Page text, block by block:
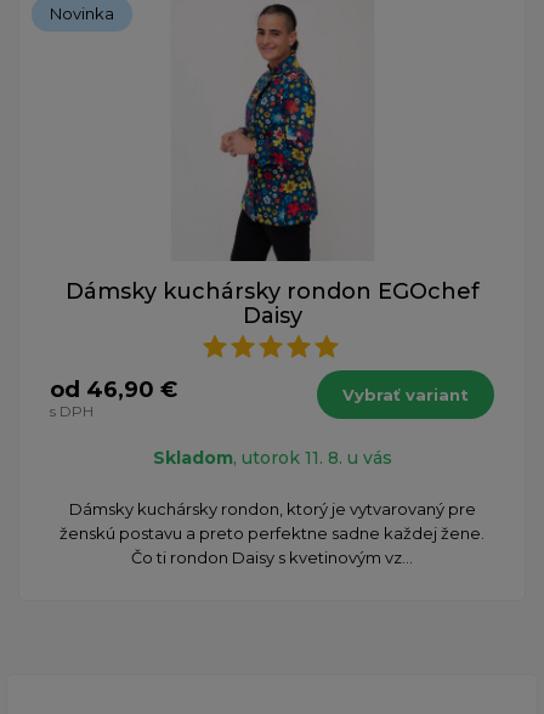
Novinka
Dámsky kuchársky rondon EGOchef
Daisy
od 46,90 €
s DPH
Vybrať variant
Skladom, utorok 11. 8. u vás
Dámsky kuchársky rondon, ktorý je vytvarovaný pre
ženskú postavu a preto perfektne sadne každej žene.
Čo ti rondon Daisy s kvetinovým vz...